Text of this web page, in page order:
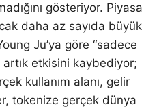
gösteriyor. Piyasa
daha az sayıda büyük
Ju’ya göre “sadece
artık etkisini kaybediyor;
kullanım alanı, gelir
tokenize gerçek dünya